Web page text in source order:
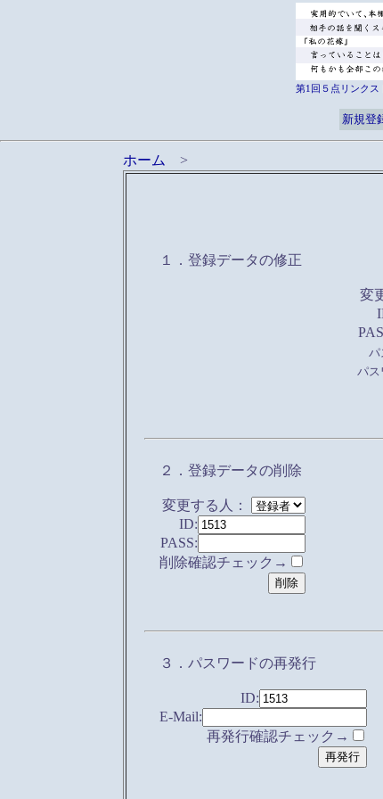
第1回５点リンクス
新規登
ホーム >
１．登録データの修正
変
パ
２．登録データの削除
変更する人：
ID:
PASS:
削除確認チェック→
３．パスワードの再発行
ID:
E-Mail:
再発行確認チェック→